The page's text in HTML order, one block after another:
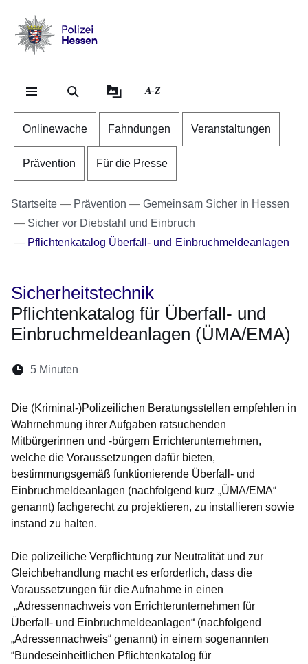
Hessen
A-Z
Onlinewache Fahndungen Veranstaltungen
Prävention Für die Presse
Startseite Prävention
Gemeinsam Sicher in Hessen
Sicher vor Diebstahl und Einbruch
Pflichtenkatalog Überfall- und Einbruchmeldeanlagen
Sicherheitstechnik
Pflichtenkatalog für Überfall- und
Einbruchmeldeanlagen (ÜMA/EMA)
Lesedauer:
5 Minuten
Die (Kriminal-)Polizeilichen Beratungsstellen empfehlen in
Wahrnehmung ihrer Aufgaben ratsuchenden
Mitbürgerinnen und -bürgern Errichterunternehmen,
welche die Voraussetzungen dafür bieten,
bestimmungsgemäß funktionierende Überfall- und
Einbruchmeldeanlagen (nachfolgend kurz „ÜMA/EMA“
genannt) fachgerecht zu projektieren, zu installieren sowie
instand zu halten.
Die polizeiliche Verpflichtung zur Neutralität und zur
Gleichbehandlung macht es erforderlich, dass die
Voraussetzungen für die Aufnahme in einen
„Adressennachweis von Errichterunternehmen für
Überfall- und Einbruchmeldeanlagen“ (nachfolgend
„Adressennachweis“ genannt) in einem sogenannten
“Bundeseinheitlichen Pflichtenkatalog für